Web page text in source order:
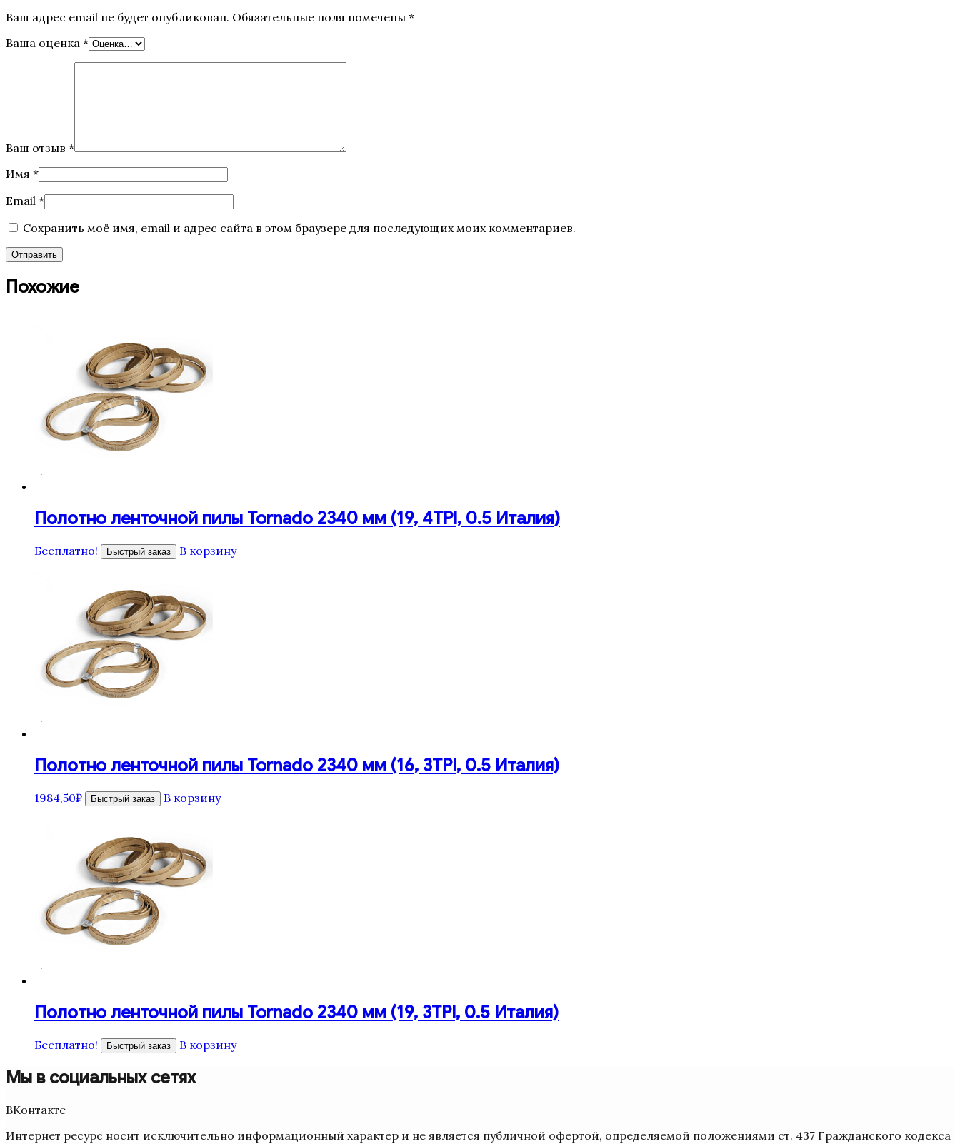
Ваш адрес email не будет опубликован. Обязательные поля помечены *
Ваша оценка *
Ваш отзыв *
Имя *
Email *
Сохранить моё имя, email и адрес сайта в этом браузере для последующих моих комментариев.
Похожие
Полотно ленточной пилы Tornado 2340 мм (19, 4TPI, 0.5 Италия)
Бесплатно! Быстрый заказ В корзину
Полотно ленточной пилы Tornado 2340 мм (16, 3TPI, 0.5 Италия)
1984,50₽ Быстрый заказ В корзину
Полотно ленточной пилы Tornado 2340 мм (19, 3TPI, 0.5 Италия)
Бесплатно! Быстрый заказ В корзину
Мы в социальных сетях
ВКонтакте
Интернет ресурс носит исключительно информационный характер и не является публичной офертой, определяемой положениями ст. 437 Гражданского кодекса